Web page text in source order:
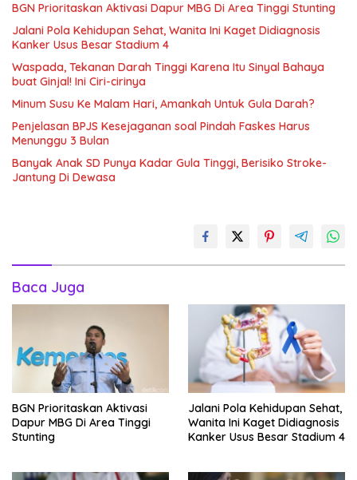
BGN Prioritaskan Aktivasi Dapur MBG Di Area Tinggi Stunting
Jalani Pola Kehidupan Sehat, Wanita Ini Kaget Didiagnosis
Kanker Usus Besar Stadium 4
Waspada, Tekanan Darah Tinggi Karena Itu Sinyal Bahaya
buat Ginjal! Ini Ciri-cirinya
Minum Susu Ke Malam Hari, Amankah Untuk Gula Darah?
Penjelasan BPJS Kesejaganan soal Pindah Faskes Harus
Menunggu 3 Bulan
Banyak Anak SD Punya Kadar Gula Tinggi, Berisiko Stroke-
Jantung Di Dewasa
Baca Juga
BGN Prioritaskan Aktivasi
Dapur MBG Di Area Tinggi
Stunting
Jalani Pola Kehidupan Sehat,
Wanita Ini Kaget Didiagnosis
Kanker Usus Besar Stadium 4